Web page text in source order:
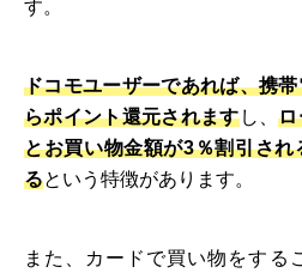
す。
ドコモユーザーであれば、携
らポイント還元されますし、ロ
とお買い物金額が3％割引さ
るという特徴があります。
また、カードで買い物をする